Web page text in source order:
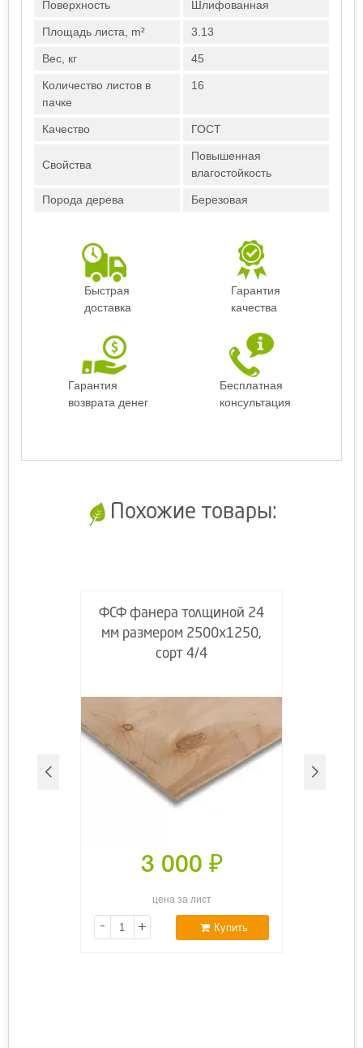
Поверхность Шлифованная
Площадь листа, m² 3.13
Вес, кг 45
Количество листов в
пачке
16
Качество ГОСТ
Свойства
Повышенная
влагостойкость
Порода дерева Березовая
Быстрая
доставка
Гарантия
качества
Гарантия
возврата денег
Бесплатная
консультация
Похожие товары:
ФСФ фанера толщиной 24
мм размером 2500х1250,
сорт 4/4
3 000 ₽
цена за лист
- + Купить